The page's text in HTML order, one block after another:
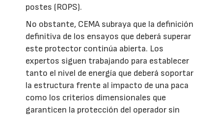
postes (ROPS).
No obstante, CEMA subraya que la definición
definitiva de los ensayos que deberá superar
este protector continúa abierta. Los
expertos siguen trabajando para establecer
tanto el nivel de energía que deberá soportar
la estructura frente al impacto de una paca
como los criterios dimensionales que
garanticen la protección del operador sin